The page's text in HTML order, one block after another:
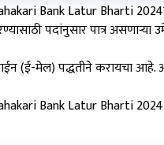
Bank Latur Bharti
पदांनुसार पात्र
(ई-मेल) पद्धतीने करायचा आहे.
Bank Latur Bharti 2024